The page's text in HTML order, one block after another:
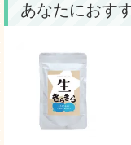
あなたにおす